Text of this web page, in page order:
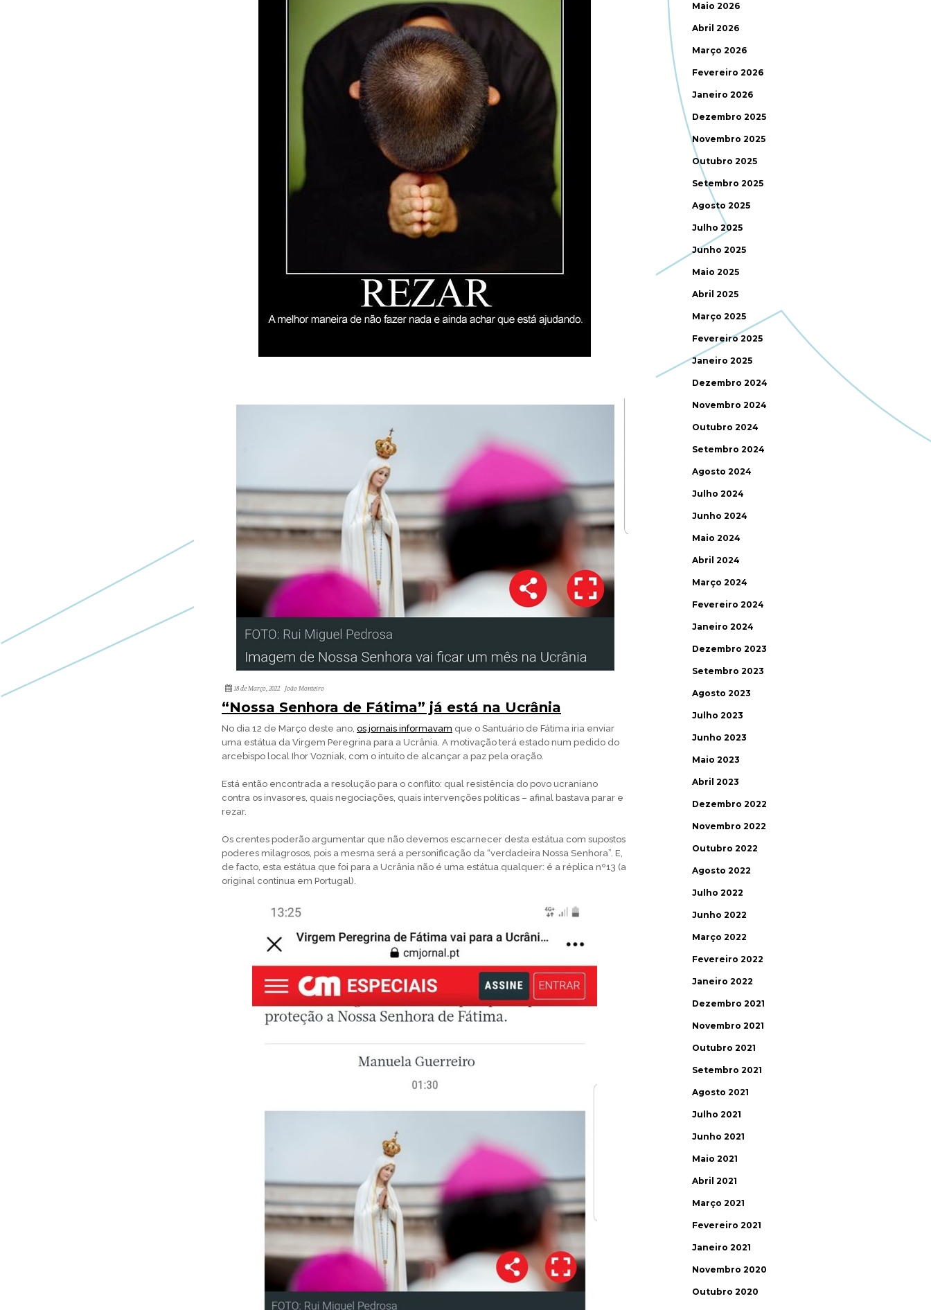
18 de Março, 2022 João Monteiro
“Nossa Senhora de Fátima” já está na Ucrânia
No dia 12 de Março deste ano, os jornais informavam que o Santuário de Fátima iria enviar
uma estátua da Virgem Peregrina para a Ucrânia. A motivação terá estado num pedido do
arcebispo local Ihor Vozniak, com o intuito de alcançar a paz pela oração.
Está então encontrada a resolução para o conflito: qual resistência do povo ucraniano
contra os invasores, quais negociações, quais intervenções políticas – afinal bastava parar e
rezar.
Os crentes poderão argumentar que não devemos escarnecer desta estátua com supostos
poderes milagrosos, pois a mesma será a personificação da “verdadeira Nossa Senhora”. E,
de facto, esta estátua que foi para a Ucrânia não é uma estátua qualquer: é a réplica nº13 (a
original continua em Portugal).
Maio 2026
Abril 2026
Março 2026
Fevereiro 2026
Janeiro 2026
Dezembro 2025
Novembro 2025
Outubro 2025
Setembro 2025
Agosto 2025
Julho 2025
Junho 2025
Maio 2025
Abril 2025
Março 2025
Fevereiro 2025
Janeiro 2025
Dezembro 2024
Novembro 2024
Outubro 2024
Setembro 2024
Agosto 2024
Julho 2024
Junho 2024
Maio 2024
Abril 2024
Março 2024
Fevereiro 2024
Janeiro 2024
Dezembro 2023
Setembro 2023
Agosto 2023
Julho 2023
Junho 2023
Maio 2023
Abril 2023
Dezembro 2022
Novembro 2022
Outubro 2022
Agosto 2022
Julho 2022
Junho 2022
Março 2022
Fevereiro 2022
Janeiro 2022
Dezembro 2021
Novembro 2021
Outubro 2021
Setembro 2021
Agosto 2021
Julho 2021
Junho 2021
Maio 2021
Abril 2021
Março 2021
Fevereiro 2021
Janeiro 2021
Novembro 2020
Outubro 2020